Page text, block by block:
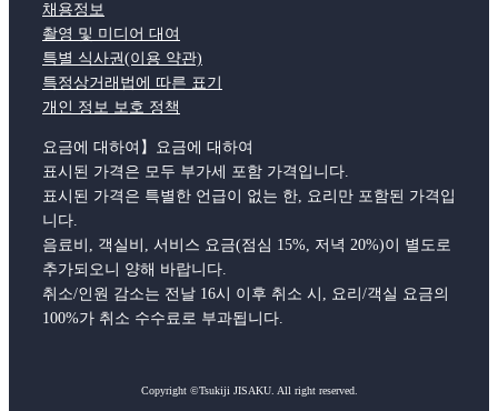
채용정보
촬영 및 미디어 대여
특별 식사권(이용 약관)
특정상거래법에 따른 표기
개인 정보 보호 정책
요금에 대하여】요금에 대하여
표시된 가격은 모두 부가세 포함 가격입니다.
표시된 가격은 특별한 언급이 없는 한, 요리만 포함된 가격입
니다.
음료비, 객실비, 서비스 요금(점심 15%, 저녁 20%)이 별도로
추가되오니 양해 바랍니다.
취소/인원 감소는 전날 16시 이후 취소 시, 요리/객실 요금의
100%가 취소 수수료로 부과됩니다.
Copyright ©Tsukiji JISAKU. All right reserved.